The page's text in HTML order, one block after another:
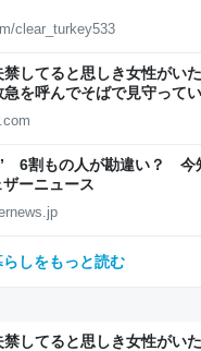
clear_turkey533
してると思しき女性がい
を呼んでそばで見守って
るんですか！？」とスマ
6割もの人が勘違い？ 今
ーニュース
しをもっと読む
してると思しき女性がい